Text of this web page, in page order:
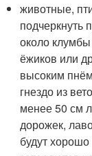
животные,
подчеркнуть
около
ёжиков или
высоким
гнездо из
менее 50 см
дорожек,
будут